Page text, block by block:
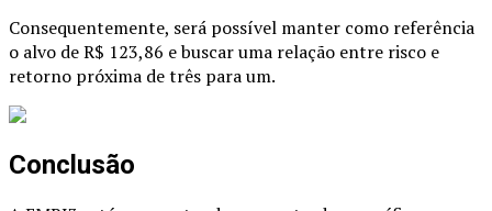
Consequentemente, será possível manter como referência
o alvo de R$ 123,86 e buscar uma relação entre risco e
retorno próxima de três para um.
Conclusão